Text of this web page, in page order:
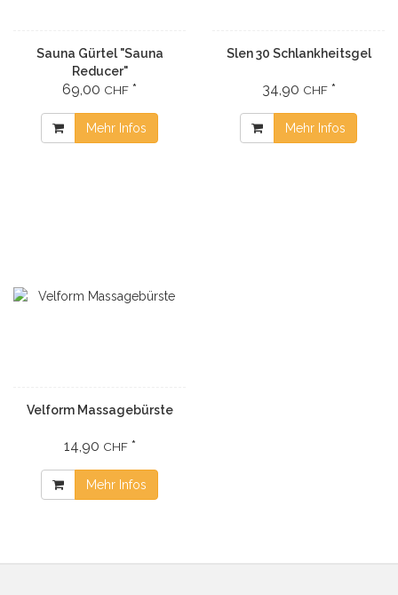
Sauna Gürtel "Sauna
Reducer"
69,00 CHF *
Mehr Infos
Slen 30 Schlankheitsgel
34,90 CHF*
Mehr Infos
Velform Massagebürste
14,90 CHF*
Mehr Infos